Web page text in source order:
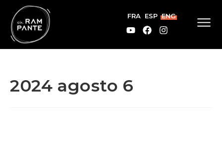
FRA ESP ENG
2024 agosto 6